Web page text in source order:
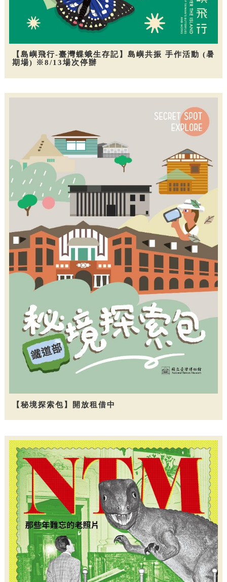
【島嶼飛行-臺灣蝶蛾生存記】島嶼共振 手作活動 (暑
期場) ※8/13場次停辦
【秘境探索包】開放租借中